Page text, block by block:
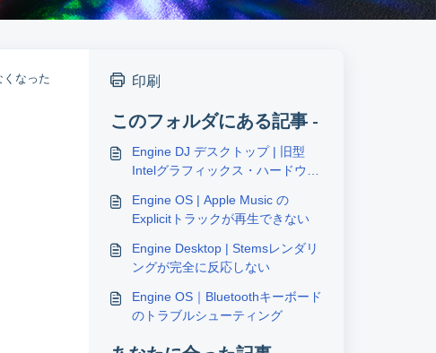
なった
印刷
このフォルダにある記事 -
Engine DJ デスクトップ | 旧型
Intelグラフィックス・ハードウェ
Engine OS | Apple Music の
Explicitトラックが再生できない
Engine Desktop | Stemsレンダリ
ングが完全に反応しない
Engine OS｜Bluetoothキーボード
のトラブルシューティング